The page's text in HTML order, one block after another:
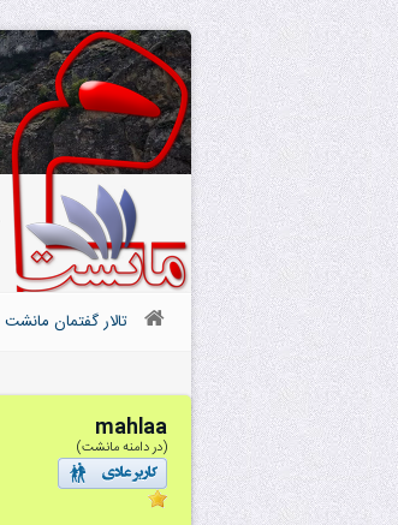
تالار گفتمان مانشت
mahlaa
(در دامنه مانشت)